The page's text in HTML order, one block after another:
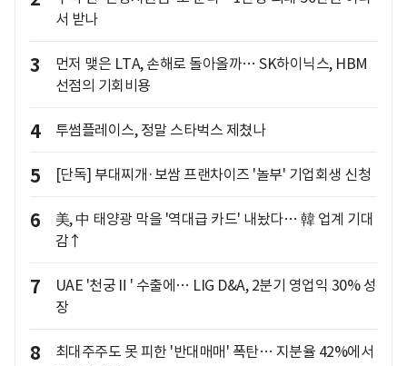
서 받나
3
먼저 맺은 LTA, 손해로 돌아올까… SK하이닉스, HBM
선점의 기회비용
4 투썸플레이스, 정말 스타벅스 제쳤나
5 [단독] 부대찌개·보쌈 프랜차이즈 '놀부' 기업회생 신청
6
美, 中 태양광 막을 '역대급 카드' 내놨다… 韓 업계 기대
감↑
7
UAE '천궁Ⅱ' 수출에… LIG D&A, 2분기 영업익 30% 성
장
8
최대주주도 못 피한 '반대매매' 폭탄… 지분율 42%에서